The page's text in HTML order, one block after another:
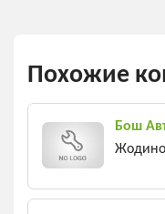
Похожие
Бош